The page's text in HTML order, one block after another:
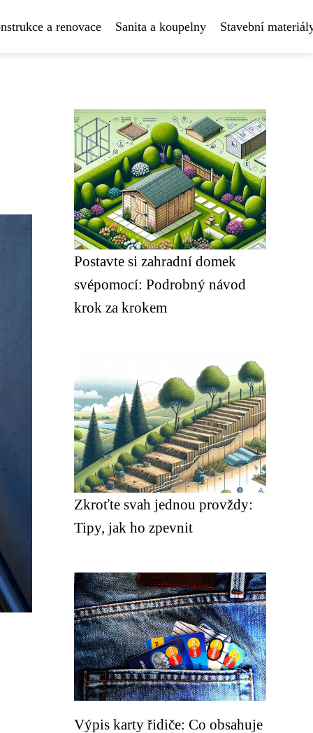
a renovace Sanita a koupelny Stavební
Postavte si zahradní domek
svépomocí: Podrobný návod
krok za krokem
Zkroťte svah jednou provždy:
Tipy, jak ho zpevnit
Výpis karty řidiče: Co obsahuje